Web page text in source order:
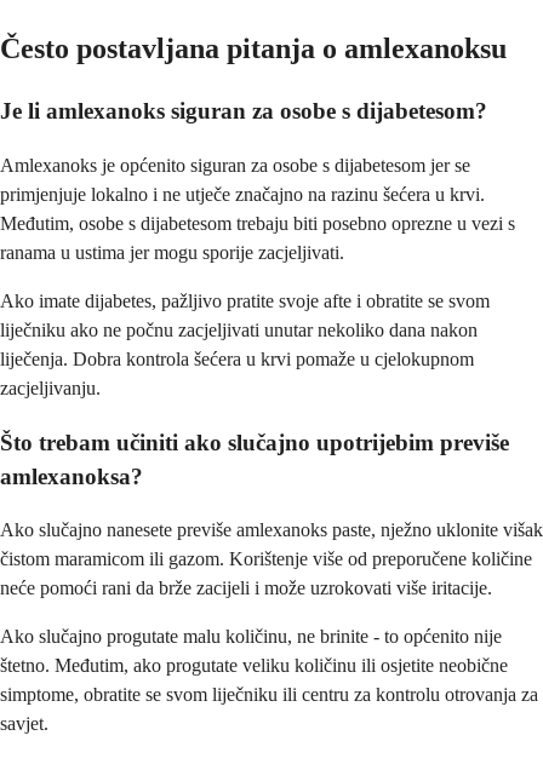
Često postavljana pitanja o amlexanoksu
Je li amlexanoks siguran za osobe s dijabetesom?
Amlexanoks je općenito siguran za osobe s dijabetesom jer se
primjenjuje lokalno i ne utječe značajno na razinu šećera u krvi.
Međutim, osobe s dijabetesom trebaju biti posebno oprezne u vezi s
ranama u ustima jer mogu sporije zacjeljivati.
Ako imate dijabetes, pažljivo pratite svoje afte i obratite se svom
liječniku ako ne počnu zacjeljivati unutar nekoliko dana nakon
liječenja. Dobra kontrola šećera u krvi pomaže u cjelokupnom
zacjeljivanju.
Što trebam učiniti ako slučajno upotrijebim previše
amlexanoksa?
Ako slučajno nanesete previše amlexanoks paste, nježno uklonite višak
čistom maramicom ili gazom. Korištenje više od preporučene količine
neće pomoći rani da brže zacijeli i može uzrokovati više iritacije.
Ako slučajno progutate malu količinu, ne brinite - to općenito nije
štetno. Međutim, ako progutate veliku količinu ili osjetite neobične
simptome, obratite se svom liječniku ili centru za kontrolu otrovanja za
savjet.